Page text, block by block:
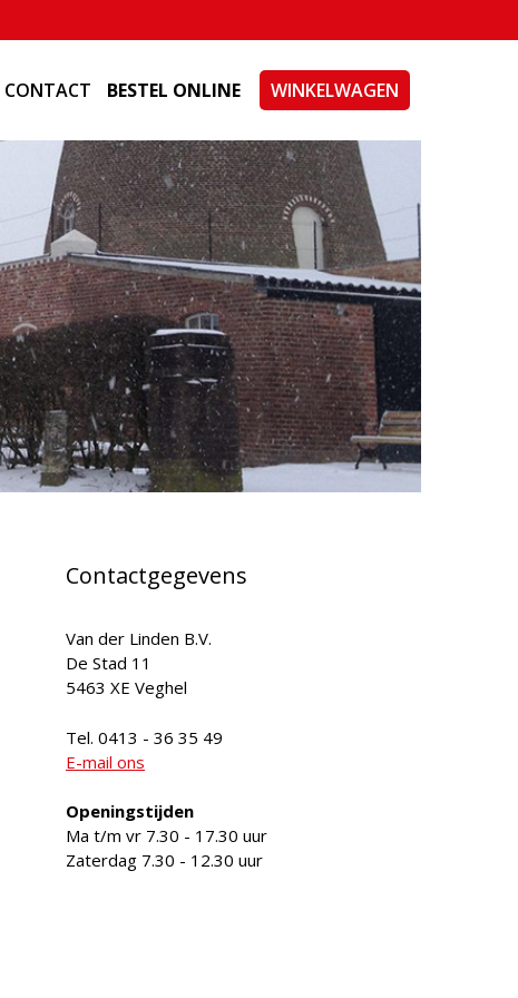
CONTACT BESTEL ONLINE WINKELWAGEN
Contactgegevens
Van der Linden B.V.
De Stad 11
5463 XE Veghel
Tel. 0413 - 36 35 49
E-mail ons
Openingstijden
Ma t/m vr 7.30 - 17.30 uur
Zaterdag 7.30 - 12.30 uur